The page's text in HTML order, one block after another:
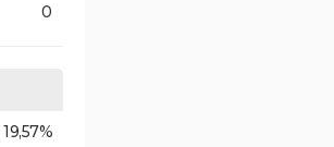
0
19,57%